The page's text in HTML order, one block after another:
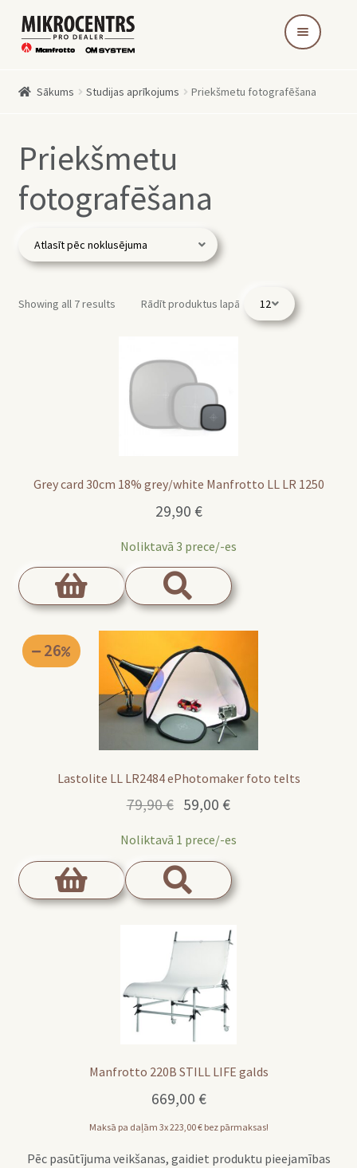
Skip
to
Skip
to
Sākums Studijas aprīkojums Priekšmetu fotografēšana
Priekšmetu
fotografēšana
Showing all 7 results Rādīt produktus lapā
Grey card 30cm 18% grey/white Manfrotto LL LR 1250
29,90 €
Noliktavā 3 prece/-es
Lastolite LL LR2484 ePhotomaker foto telts
26
79,90€ Original
was:
79,90 €.
59,00 €Current
is:
Noliktavā 1 prece/-es
Manfrotto 220B STILL LIFE galds
669,00 €
Maksā pa daļām 3x223,00€bez pārmaksas!
Pēc pasūtījuma veikšanas, gaidiet produktu pieejamības